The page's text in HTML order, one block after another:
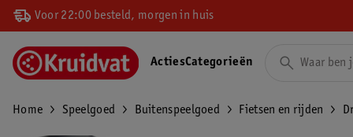
Voor 22:00 besteld, morgen in huis
ActiesCategorieën
Home Speelgoed Buitenspeelgoed Fietsen en rijden